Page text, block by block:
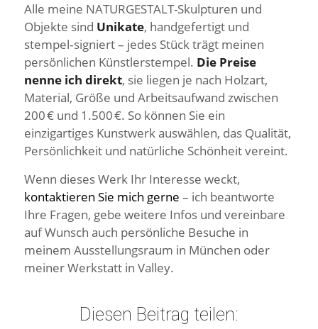
Alle meine NATURGESTALT-Skulpturen und
Objekte sind Unikate, handgefertigt und
stempel‑signiert – jedes Stück trägt meinen
persönlichen Künstlerstempel. Die Preise
nenne ich direkt, sie liegen je nach Holzart,
Material, Größe und Arbeitsaufwand zwischen
200 € und 1.500 €. So können Sie ein
einzigartiges Kunstwerk auswählen, das Qualität,
Persönlichkeit und natürliche Schönheit vereint.
Wenn dieses Werk Ihr Interesse weckt,
kontaktieren Sie mich gerne – ich beantworte
Ihre Fragen, gebe weitere Infos und vereinbare
auf Wunsch auch persönliche Besuche in
meinem Ausstellungsraum in München oder
meiner Werkstatt in Valley.
Diesen Beitrag teilen: